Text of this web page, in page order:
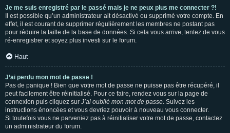
Je me suis enregistré par le passé mais je ne peux plus me connecter ?!
Il est possible qu’un administrateur ait désactivé ou supprimé votre compte. En
effet, il est courant de supprimer régulièrement les membres ne postant pas
pour réduire la taille de la base de données. Si cela vous arrive, tentez de vous
ré-enregistrer et soyez plus investi sur le forum.
Haut
J’ai perdu mon mot de passe !
Pas de panique ! Bien que votre mot de passe ne puisse pas être récupéré, il
peut facilement être réinitialisé. Pour ce faire, rendez vous sur la page de
connexion puis cliquez sur J’ai oublié mon mot de passe. Suivez les
instructions énoncées et vous devriez pouvoir à nouveau vous connecter.
Si toutefois vous ne parveniez pas à réinitialiser votre mot de passe, contactez
un administrateur du forum.